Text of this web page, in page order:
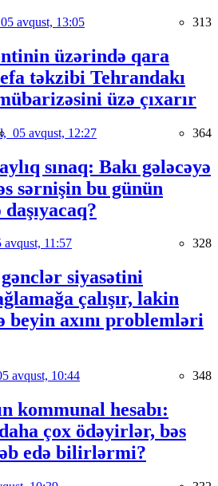
05 avqust, 13:05 313
üzərində qara
təkzibi Tehrandakı
üzə çıxarır
05 avqust, 12:27 364
sınaq: Bakı gələcəyə
sərnişin bu günün
avqust, 11:57 328
siyasətini
çalışır, lakin
beyin axını problemləri
avqust, 10:44 348
kommunal hesabı:
çox ödəyirlər, bəs
edə bilirlərmi?